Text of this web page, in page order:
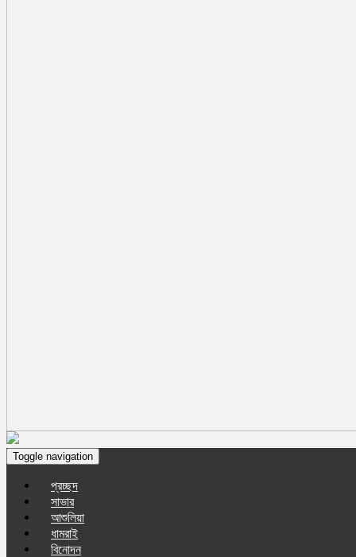
Toggle navigation
প্রচ্ছদ
সাভার
আশুলিয়া
ধামরাই
বিনোদন